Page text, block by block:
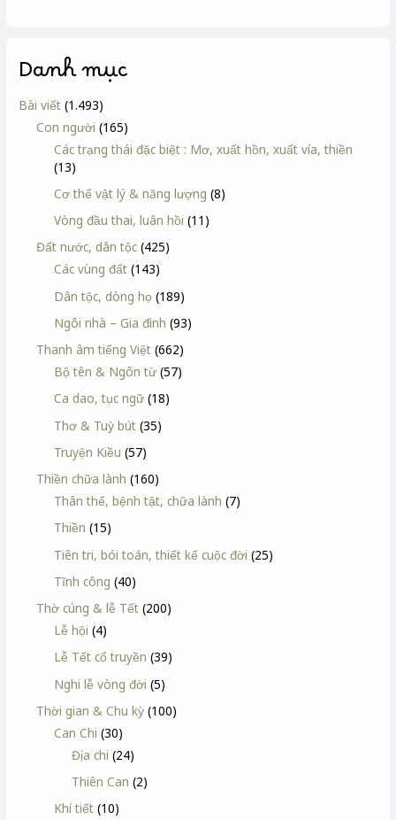
Danh mục
Bài viết (1.493)
Con người (165)
Các trạng thái đặc biệt : Mơ, xuất hồn, xuất vía, thiền
(13)
Cơ thể vật lý & năng lượng (8)
Vòng đầu thai, luân hồi (11)
Đất nước, dân tộc (425)
Các vùng đất (143)
Dân tộc, dòng họ (189)
Ngôi nhà – Gia đình (93)
Thanh âm tiếng Việt (662)
Bộ tên & Ngôn từ (57)
Ca dao, tục ngữ (18)
Thơ & Tuỳ bút (35)
Truyện Kiều (57)
Thiền chữa lành (160)
Thân thể, bệnh tật, chữa lành (7)
Thiền (15)
Tiên tri, bói toán, thiết kế cuộc đời (25)
Tĩnh công (40)
Thờ cúng & lễ Tết (200)
Lễ hội (4)
Lễ Tết cổ truyền (39)
Nghi lễ vòng đời (5)
Thời gian & Chu kỳ (100)
Can Chi (30)
Địa chi (24)
Thiên Can (2)
Khí tiết (10)